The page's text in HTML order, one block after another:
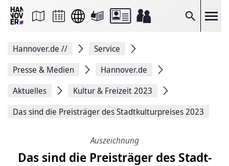
Suche
Seite
Facebook
teilen
Seitenlink
Seite
Hannover.de //
Service
Presse & Medien
Hannover.de
Aktuelles
Kultur & Freizeit 2023
Das sind die Preis­träger des Stadt­kultur­preises 2023
Auszeichnung
Das sind die Preis­träger des Stadt­